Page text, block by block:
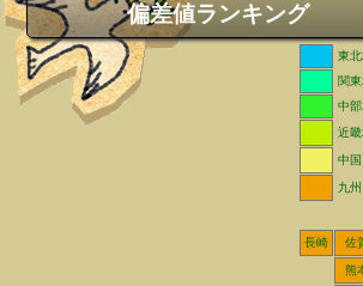
偏差値ランキング
東
関
中
近
中
九
長崎 佐
熊